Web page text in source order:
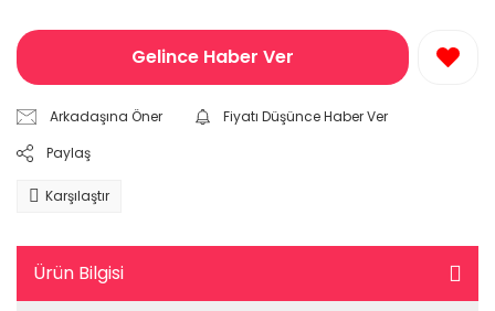
Gelince Haber Ver
Arkadaşına Öner
Fiyatı Düşünce Haber Ver
Paylaş
Karşılaştır
Ürün Bilgisi